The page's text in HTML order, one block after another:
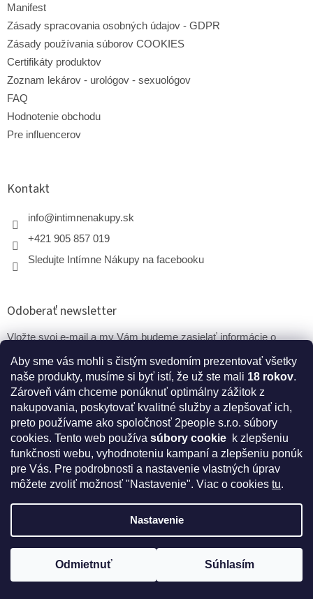
Aby sme vás mohli s čistým svedomím prezentovať všetky
naše produkty, musíme si byť istí, že už ste mali 18 rokov.
Zároveň vám chceme ponúknuť optimálny zážitok z
nakupovania, poskytovať kvalitné služby a zlepšovať ich,
preto používame ako spoločnosť 2people s.r.o. súbory
cookies. Tento web používa súbory cookie k zlepšeniu
funkčnosti webu, vyhodnoteniu kampaní a zlepšeniu ponúk
pre Vás. Pre podrobnosti a nastavenie vlastných úprav
môžete zvoliť možnosť "Nastavenie". Viac o cookies tu.
Nastavenie
Odmietnuť Súhlasím
i
s
u
Manifest
Zásady spracovania osobných údajov - GDPR
Zásady používania súborov COOKIES
Certifikáty produktov
Zoznam lekárov - urológov - sexuológov
FAQ
Hodnotenie obchodu
Pre influencerov
Kontakt
info@intimnenakupy.sk
+421 905 857 019
Sledujte Intímne Nákupy na facebooku
Odoberať newsletter
Vložte svoj e-mail a my Vám budeme zasielať informácie o
Email
PRIHLÁSIŤ SA
* Disclaimer: Bezpečnostné prehlásenie k výživovým
doplnkom a kozmetike
Získajte kód na zľavu 5%